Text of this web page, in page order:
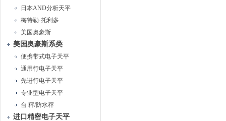
日本AND分析天平
梅特勒-托利多
美国奥豪斯
美国奥豪斯系类
便携带式电子天平
通用行电子天平
先进行电子天平
专业型电子天平
台 秤/防水秤
进口精密电子天平